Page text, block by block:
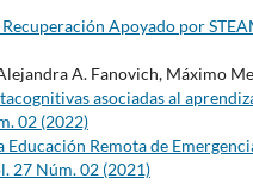
Apoyado por
A. Fanovich, Máximo
asociadas al
02 (2022)
Educación Remota de
27 Núm. 02 (2021)